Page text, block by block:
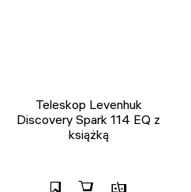
Teleskop Levenhuk
Discovery Spark 114 EQ z
książką